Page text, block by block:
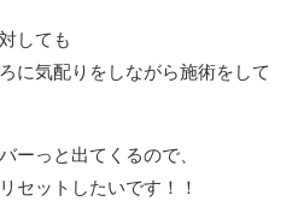
しても
に気配りをしながら施術をして
ーっと出てくるので、
セットしたいです！！